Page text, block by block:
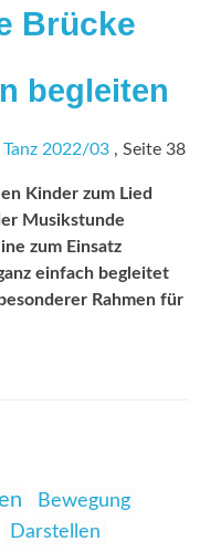
Brücke
begleiten
2022/03 , Seite 38
Kinder zum Lied
Musikstunde
zum Einsatz
einfach begleitet
Rahmen für
Bewegung
Darstellen